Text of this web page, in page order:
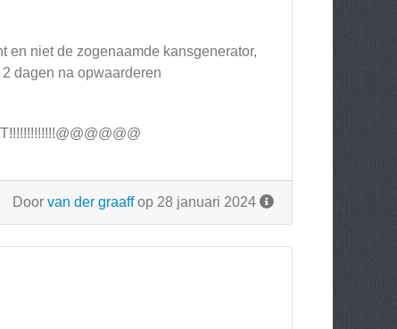
en niet de zogenaamde kansgenerator,
dagen na opwaarderen
Door van der graaffop 28 januari 2024